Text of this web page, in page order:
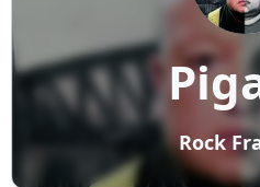
Rock